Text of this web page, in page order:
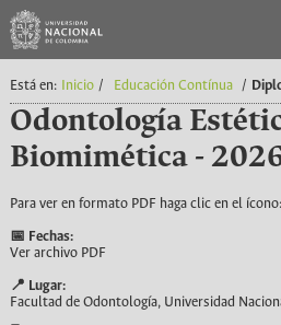
Está en: Inicio / Educación Contínua /
Odontología
Biomimética -
Para ver en formato PDF haga clic en el ícono:
📅 Fechas:
Ver archivo PDF
📍 Lugar:
Facultad de Odontología, Universidad